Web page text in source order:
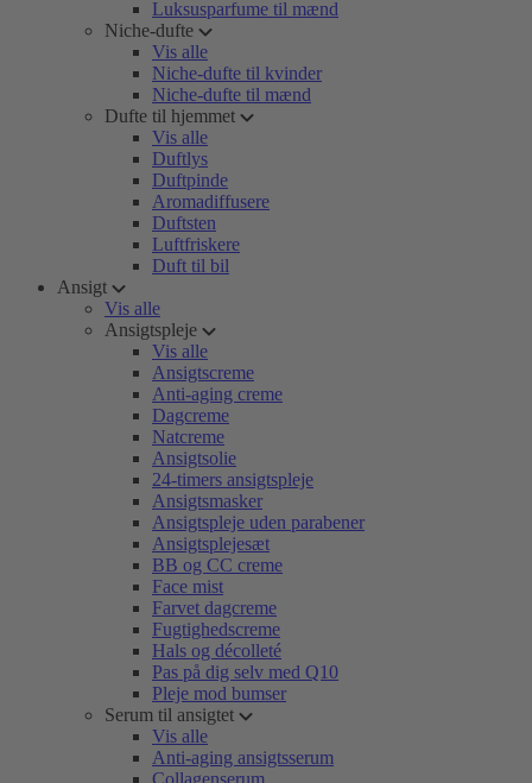
Luksusparfume til mænd
Niche-dufte
Vis alle
Niche-dufte til kvinder
Niche-dufte til mænd
Dufte til hjemmet
Vis alle
Duftlys
Duftpinde
Aromadiffusere
Duftsten
Luftfriskere
Duft til bil
Ansigt
Vis alle
Ansigtspleje
Vis alle
Ansigtscreme
Anti-aging creme
Dagcreme
Natcreme
Ansigtsolie
24-timers ansigtspleje
Ansigtsmasker
Ansigtspleje uden parabener
Ansigtsplejesæt
BB og CC creme
Face mist
Farvet dagcreme
Fugtighedscreme
Hals og décolleté
Pas på dig selv med Q10
Pleje mod bumser
Serum til ansigtet
Vis alle
Anti-aging ansigtsserum
Collagenserum